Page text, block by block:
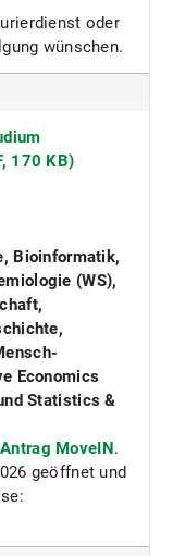
oder
wünschen.
170 KB)
Bioinformatik,
(WS),
Economics
Statistics &
MoveIN.
geöffnet und